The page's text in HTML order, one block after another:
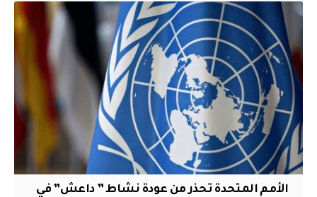
الأمم المتحدة تحذر من عودة نشاط ” داعش” في